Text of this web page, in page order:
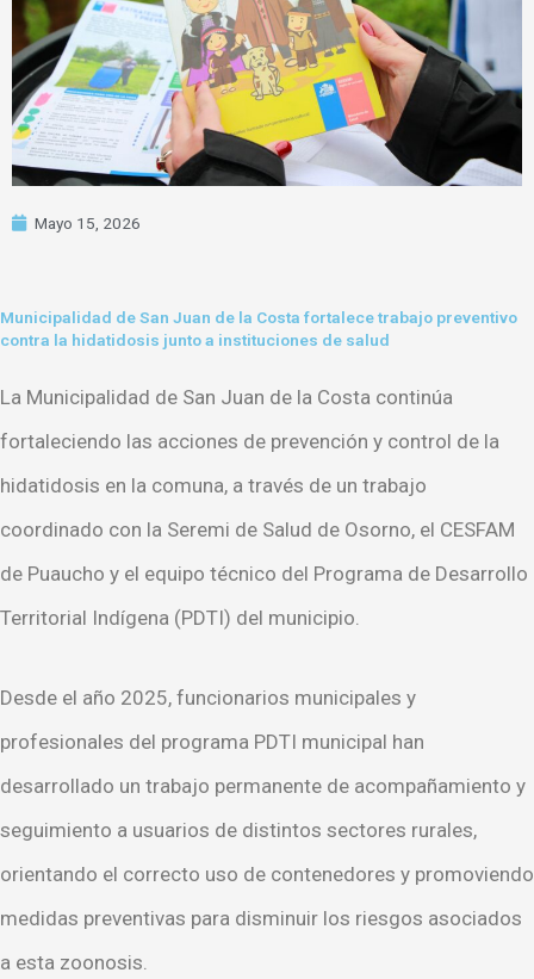
Mayo 15, 2026
Municipalidad de San Juan de la Costa fortalece trabajo preventivo
contra la hidatidosis junto a instituciones de salud
La Municipalidad de San Juan de la Costa continúa
fortaleciendo las acciones de prevención y control de la
hidatidosis en la comuna, a través de un trabajo
coordinado con la Seremi de Salud de Osorno, el CESFAM
de Puaucho y el equipo técnico del Programa de Desarrollo
Territorial Indígena (PDTI) del municipio.
Desde el año 2025, funcionarios municipales y
profesionales del programa PDTI municipal han
desarrollado un trabajo permanente de acompañamiento y
seguimiento a usuarios de distintos sectores rurales,
orientando el correcto uso de contenedores y promoviendo
medidas preventivas para disminuir los riesgos asociados
a esta zoonosis.